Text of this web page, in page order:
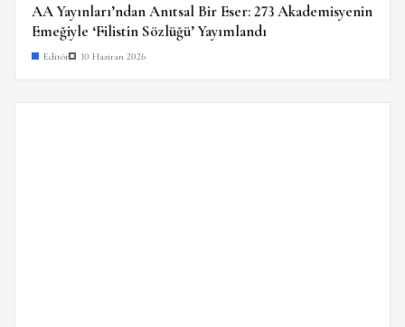
AA Yayınları’ndan Anıtsal Bir Eser: 273 Akademisyenin
Emeğiyle ‘Filistin Sözlüğü’ Yayımlandı
Editör 10 Haziran 2026